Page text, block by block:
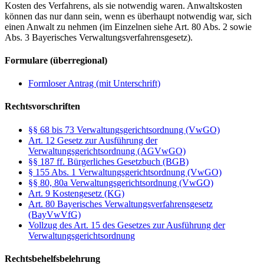
Kosten des Verfahrens, als sie notwendig waren. Anwaltskosten
können das nur dann sein, wenn es überhaupt notwendig war, sich
einen Anwalt zu nehmen (im Einzelnen siehe Art. 80 Abs. 2 sowie
Abs. 3 Bayerisches Verwaltungsverfahrensgesetz).
Formulare (überregional)
Formloser Antrag (mit Unterschrift)
Rechtsvorschriften
§§ 68 bis 73 Verwaltungsgerichtsordnung (VwGO)
Art. 12 Gesetz zur Ausführung der
Verwaltungsgerichtsordnung (AGVwGO)
§§ 187 ff. Bürgerliches Gesetzbuch (BGB)
§ 155 Abs. 1 Verwaltungsgerichtsordnung (VwGO)
§§ 80, 80a Verwaltungsgerichtsordnung (VwGO)
Art. 9 Kostengesetz (KG)
Art. 80 Bayerisches Verwaltungsverfahrensgesetz
(BayVwVfG)
Vollzug des Art. 15 des Gesetzes zur Ausführung der
Verwaltungsgerichtsordnung
Rechtsbehelfsbelehrung